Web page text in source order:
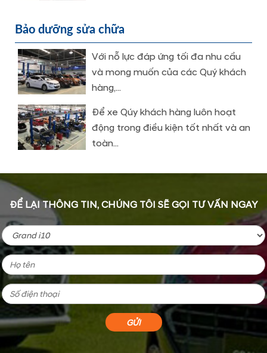
Bảo dưỡng sửa chữa
Với nỗ lực đáp ứng tối đa nhu cầu
và mong muốn của các Quý khách
hàng,...
Để xe Qúy khách hàng luôn hoạt
động trong điều kiện tốt nhất và an
toàn...
ĐỂ LẠI THÔNG TIN, CHÚNG TÔI SẼ GỌI TƯ VẤN NGAY